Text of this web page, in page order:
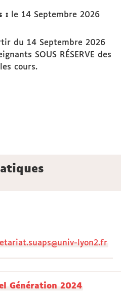
: le 14 Septembre 2026
du 14 Septembre 2026
SOUS RÉSERVE des
cours.
lyon2.fr
Génération 2024